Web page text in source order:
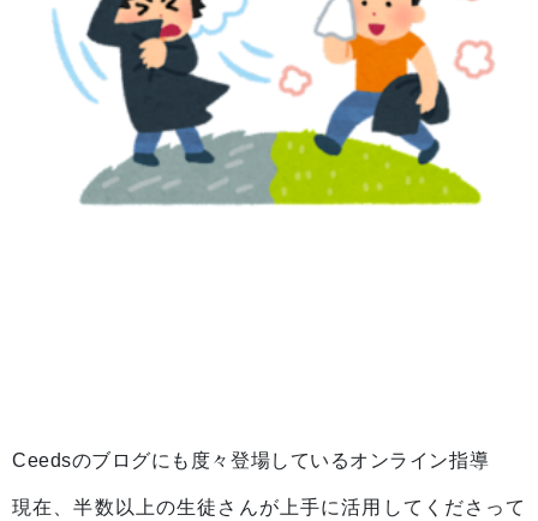
Ceedsのブログにも度々登場しているオンライン指導
現在、半数以上の生徒さんが上手に活用してくださって